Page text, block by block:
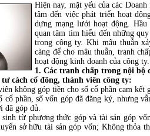
Hiện nay, mặt yếu của các
tâm đến việc phát triển hoạt
dựng mạng lưới hoạt động.
quan tâm tìm hiểu đến những
trong công ty. Khi mâu thuẫn
càng để cho mâu thuẫn, tranh
hoạt động kinh doanh của công
1. Các tranh chấp trong nội bộ
cách cổ đông, thành viên công ty:
không góp tiền cho số cổ phần cam kết
cổ phần, số vốn góp đã đăng ký, nhưng
đã góp đủ.
sinh từ phương thức góp và tài sản góp
sở hữu tài sản góp vốn; Không thỏa